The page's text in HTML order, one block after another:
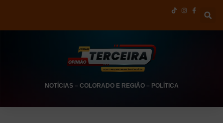
NOTÍCIAS– COLORADO E REGIÃO– POLÍTICA